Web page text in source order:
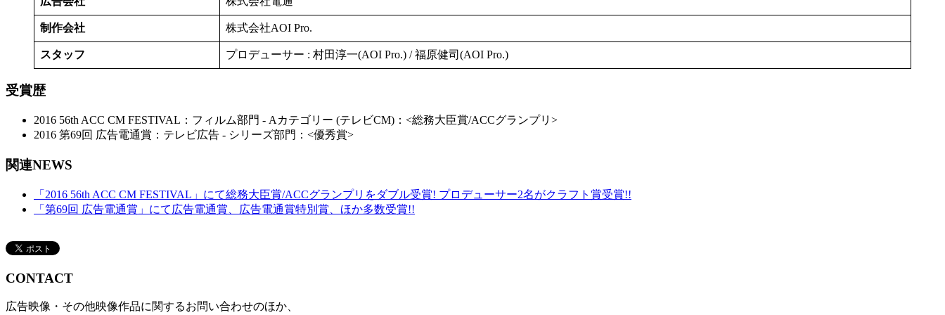
制作会社 株式会社AOI Pro.
スタッフ プロデューサー : 村田淳一(AOI Pro.) / 福原健司(AOI Pro.)
受賞歴
2016 56th ACC CM FESTIVAL：フィルム部門 - Aカテゴリー (テレビCM)：<総務大臣賞/ACCグランプリ>
2016 第69回 広告電通賞：テレビ広告 - シリーズ部門：<優秀賞>
関連NEWS
「2016 56th ACC CM FESTIVAL」にて総務大臣賞/ACCグランプリをダブル受賞! プロデューサー2名がクラフト賞受賞!!
「第69回 広告電通賞」にて広告電通賞、広告電通賞特別賞、ほか多数受賞!!
CONTACT
広告映像・その他映像作品に関するお問い合わせのほか、